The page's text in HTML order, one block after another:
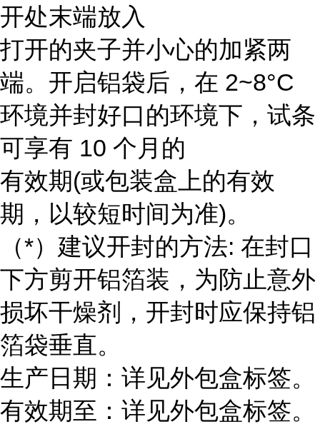
开处末端放入
打开的夹子并小心的加紧两
端。开启铝袋后，在 2~8°C
环境并封好口的环境下，试条
可享有 10 个月的
有效期(或包装盒上的有效
期，以较短时间为准)。
（*）建议开封的方法: 在封口
下方剪开铝箔装，为防止意外
损坏干燥剂，开封时应保持铝
箔袋垂直。
生产日期：详见外包盒标签。
有效期至：详见外包盒标签。